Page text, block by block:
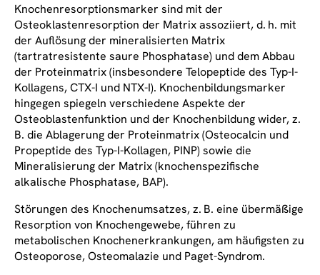
Knochenresorptionsmarker sind mit der
Osteoklastenresorption der Matrix assoziiert, d. h. mit
der Auflösung der mineralisierten Matrix
(tartratresistente saure Phosphatase) und dem Abbau
der Proteinmatrix (insbesondere Telopeptide des Typ-I-
Kollagens, CTX-I und NTX-I). Knochenbildungsmarker
hingegen spiegeln verschiedene Aspekte der
Osteoblastenfunktion und der Knochenbildung wider, z.
B. die Ablagerung der Proteinmatrix (Osteocalcin und
Propeptide des Typ-I-Kollagen, PINP) sowie die
Mineralisierung der Matrix (knochenspezifische
alkalische Phosphatase, BAP).
Störungen des Knochenumsatzes, z. B. eine übermäßige
Resorption von Knochengewebe, führen zu
metabolischen Knochenerkrankungen, am häufigsten zu
Osteoporose, Osteomalazie und Paget-Syndrom.